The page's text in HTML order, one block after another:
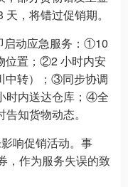
，将错过促销期。
启动应急服务：①10
位置；②2 小时内安
中转）；③同步协调
时内送达仓库；④全
知货物动态。
响促销活动。事
，作为服务失误的致